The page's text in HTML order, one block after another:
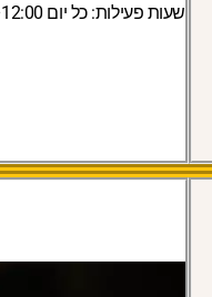
שעות פעילות: כל יום 12:00–23:00